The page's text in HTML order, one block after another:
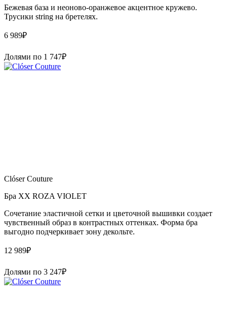
Бежевая база и неоново-оранжевое акцентное кружево.
Трусики string на бретелях.
6 989₽
Долями по 1 747₽
Clóser Couture
Бра XX ROZA VIOLET
Сочетание эластичной сетки и цветочной вышивки создает
чувственный образ в контрастных оттенках. Форма бра
выгодно подчеркивает зону декольте.
12 989₽
Долями по 3 247₽